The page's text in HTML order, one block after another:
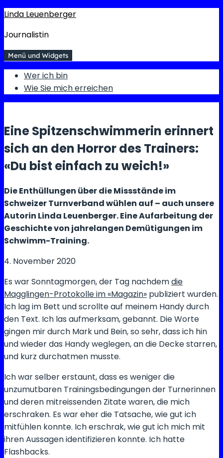
Springe
Inhalt
Linda Leuenberger
Journalistin
Menü und Widgets
Wer ich bin
Wie Sie mich erreichen
Eine Spitzenschwimmerin erinnert
sich an den Horror des Trainers:
«Du bist einfach zu weich!»
Die Enthüllungen über die Missstände im
Schweizer Turnverband wühlen auf – auch unsere
Autorin Linda Leuenberger. Eine Aufarbeitung der
Geschichte von jahrelangen Demütigungen im
Schwimm-Training.
4. November 2020
Es war Sonntagmorgen, der Tag nachdemdie
Magglingen-Protokolle im «Magazin» publiziert wurden.
Ich lag im Bett und scrollte auf meinem Handy durch
den Text. Ich las aufmerksam, gebannt. Die Worte
gingen mir durch Mark und Bein, so sehr, dass ich hin
und wieder das Handy weglegen, an die Decke starren,
und kurz durchatmen musste.
Ich war selber erstaunt, dass es weniger die
unzumutbaren Trainingsbedingungen der Turnerinnen
und deren mitreissenden Zitate waren, die mich
erschraken. Es war eher die Tatsache, wie gut ich
mitfühlen konnte. Ich erschrak, wie gut ich mich mit
ihren Aussagen identifizieren konnte. Ich hatte
Flashbacks.